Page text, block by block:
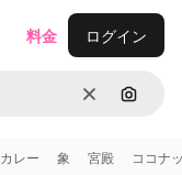
消去 画像で
料金 ログイン
カレー 象 宮殿 ココナ